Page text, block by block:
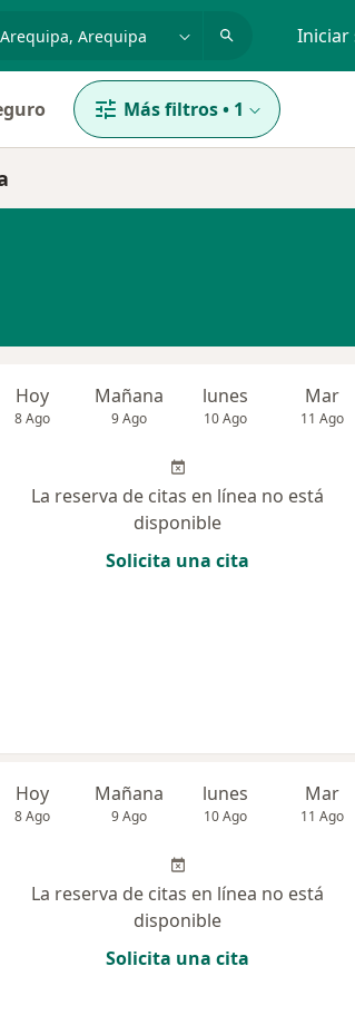
nombre Iniciar
Más filtros• 1
Hoy
8 Ago
Mañana
9 Ago
lunes
10 Ago
Mar
11 Ago
La reserva de citas en línea no está
disponible
Solicita una cita
Hoy
8 Ago
Mañana
9 Ago
lunes
10 Ago
Mar
11 Ago
La reserva de citas en línea no está
disponible
Solicita una cita